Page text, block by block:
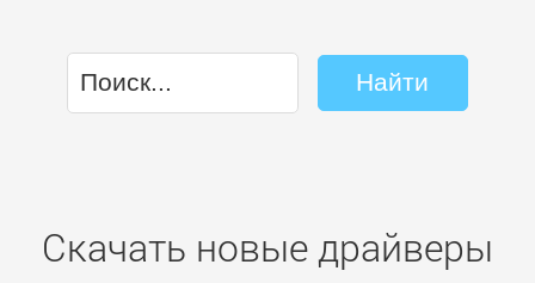
(R9280-DC2T-3GD5)
Скачать новые драйверы